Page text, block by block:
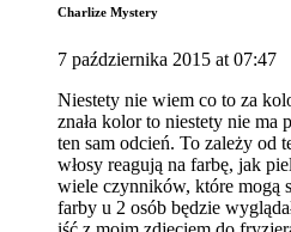
Charlize Mystery
7 października 2015 at 07:47
Niestety nie wiem co to za
znała kolor to niestety nie
ten sam odcień. To zależy od
włosy reagują na farbę, jak
wiele czynników, które mogą
farby u 2 osób będzie